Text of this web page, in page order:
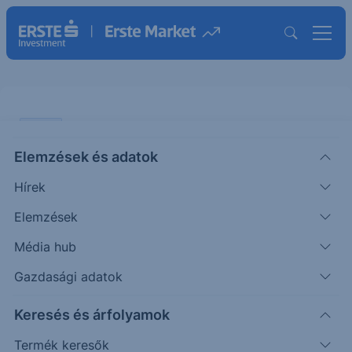
Elemzések és adatok
Hírek
Elemzések
Média hub
Gazdasági adatok
Keresés és árfolyamok
Termék keresők
emelkedés
Bár az MACD indikátor teljesen vízszintesbe állt,
ami oldalazást valószínűsítene, a Nasdaq mégis